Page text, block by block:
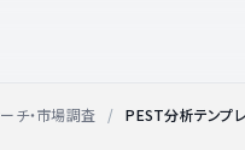
チ・市場調査 PEST分析テンプ